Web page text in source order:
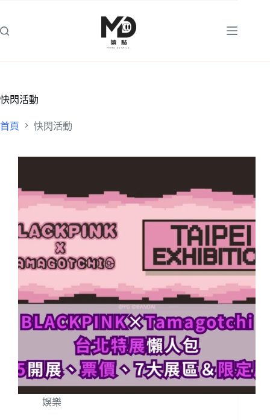
主
快閃活動
首頁 快閃活動
娛樂